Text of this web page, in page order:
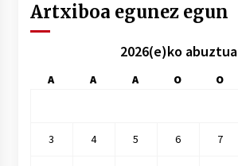
Artxiboa egunez egun
2026(e)ko abuztua
A A A O O
3 4 5 6 7